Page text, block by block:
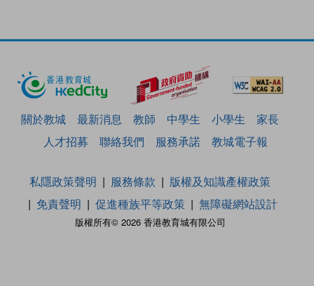
關於教城 最新消息 教師 中學生 小學生
家長
人才招募
聯絡我們 服務承諾 教城電子報
版權所有© 2026 香港教育城有限公司
私隱政策聲明 服務條款
版權及知識產權政策
免責聲明
促進種族平等政策 無障礙網站設計